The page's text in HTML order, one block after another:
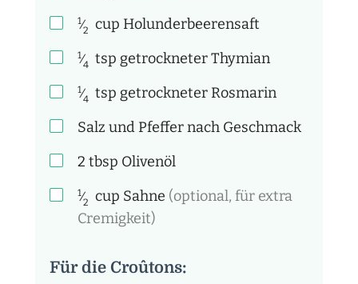
1⁄2 cup Holunderbeerensaft
1⁄4 tsp getrockneter Thymian
1⁄4 tsp getrockneter Rosmarin
Salz und Pfeffer nach Geschmack
2 tbsp Olivenöl
1⁄2 cup Sahne (optional, für extra
Cremigkeit)
Für die Croûtons: